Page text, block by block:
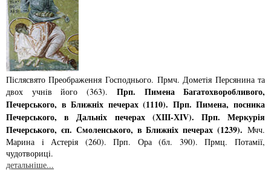
Післясвято Преображення Господнього. Прмч. Дометiя Персянина та
двох учнiв його (363). Прп. Пимена Багатохворобливого,
Печерського, в Ближнiх печерах (1110). Прп. Пимена, посника
Печерського, в Дальнiх печерах (ХІІІ-ХІV). Прп. Меркурiя
Печерського, єп. Смоленського, в Ближнiх печерах (1239). Мчч.
Марина i Астерiя (260). Прп. Ора (бл. 390). Прмц. Потамiї,
чудотворицi.
детальніше...